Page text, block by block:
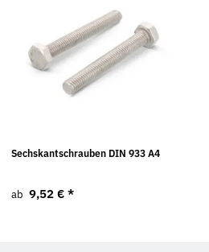
Sechskantschrauben DIN 933 A4
ab 9,52 € *